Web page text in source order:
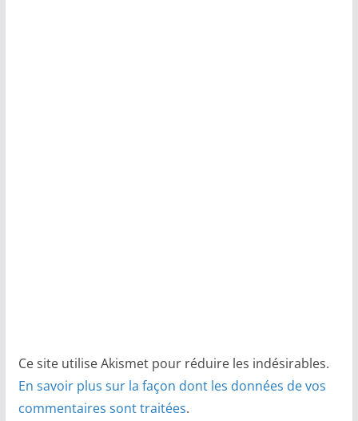
Ce site utilise Akismet pour réduire les indésirables.
En savoir plus sur la façon dont les données de vos
commentaires sont traitées.